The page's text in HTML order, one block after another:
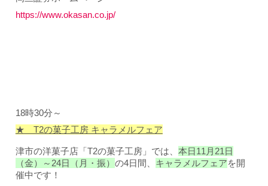
https://www.okasan.co.jp/
18時30分～
★ T2の菓子工房 キャラメルフェア
津市の洋菓子店「T2の菓子工房」では、 本日11月21日
（金）～24日（月・振） の4日間、 キャラメルフェアを開
催中です！